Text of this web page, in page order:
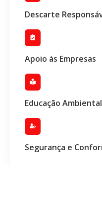
Descarte
Apoio às Empresas
Educação Ambiental
Segurança e